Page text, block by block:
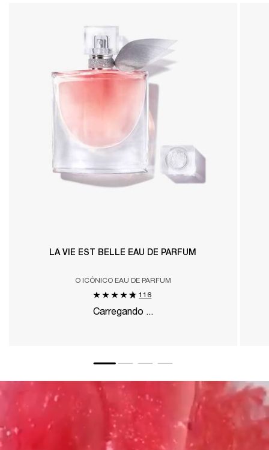
LA VIE EST BELLE EAU DE PARFUM
O ICÔNICO EAU DE PARFUM
116
Carregando ...